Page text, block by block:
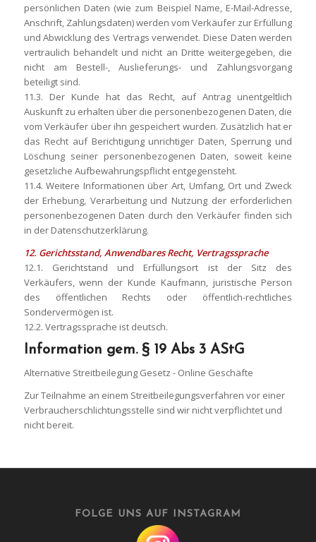
persönlichen Daten (wie zum Beispiel Name, E-Mail-Adresse,
Anschrift, Zahlungsdaten) werden vom Verkäufer zur Erfüllung
und Abwicklung des Vertrags verwendet. Diese Daten werden
vertraulich behandelt und nicht an Dritte weitergegeben, die
nicht am Bestell-, Auslieferungs- und Zahlungsvorgang
beteiligt sind.
11.3. Der Kunde hat das Recht, auf Antrag unentgeltlich
Auskunft zu erhalten über die personenbezogenen Daten, die
vom Verkäufer über ihn gespeichert wurden. Zusätzlich hat er
das Recht auf Berichtigung unrichtiger Daten, Sperrung und
Löschung seiner personenbezogenen Daten, soweit keine
gesetzliche Aufbewahrungspflicht entgegensteht.
11.4. Weitere Informationen über Art, Umfang, Ort und Zweck
der Erhebung, Verarbeitung und Nutzung der erforderlichen
personenbezogenen Daten durch den Verkäufer finden sich
in der Datenschutzerklärung.
12. Gerichtsstand, Anwendbares Recht, Vertragssprache
12.1. Gerichtstand und Erfüllungsort ist der Sitz des
Verkäufers, wenn der Kunde Kaufmann, juristische Person
des öffentlichen Rechts oder öffentlich-rechtliches
Sondervermögen ist.
12.2. Vertragssprache ist deutsch.
Information gem. § 19 Abs 3 AStG
Alternative Streitbeilegung Gesetz - Online Geschäfte
Zur Teilnahme an einem Streitbeilegungsverfahren vor einer
Verbraucherschlichtungsstelle sind wir nicht verpflichtet und
nicht bereit.
FOLGE UNS AUF INSTAGRAM